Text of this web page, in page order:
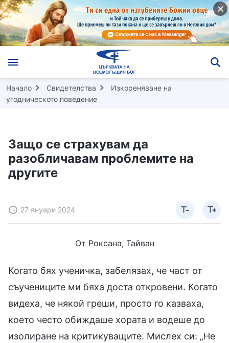
Начало Свидетелства
Изкореняване на
угодническото поведение
Защо се страхувам да
разобличавам проблемите на
другите
27 януари 2024
От Роксана, Тайван
Когато бях ученичка, забелязах, че част от
съучениците ми бяха доста откровени. Когато
видеха, че някой греши, просто го казваха,
което често обиждаше хората и водеше до
изолиране на критикуващите. Мислех си: „Не